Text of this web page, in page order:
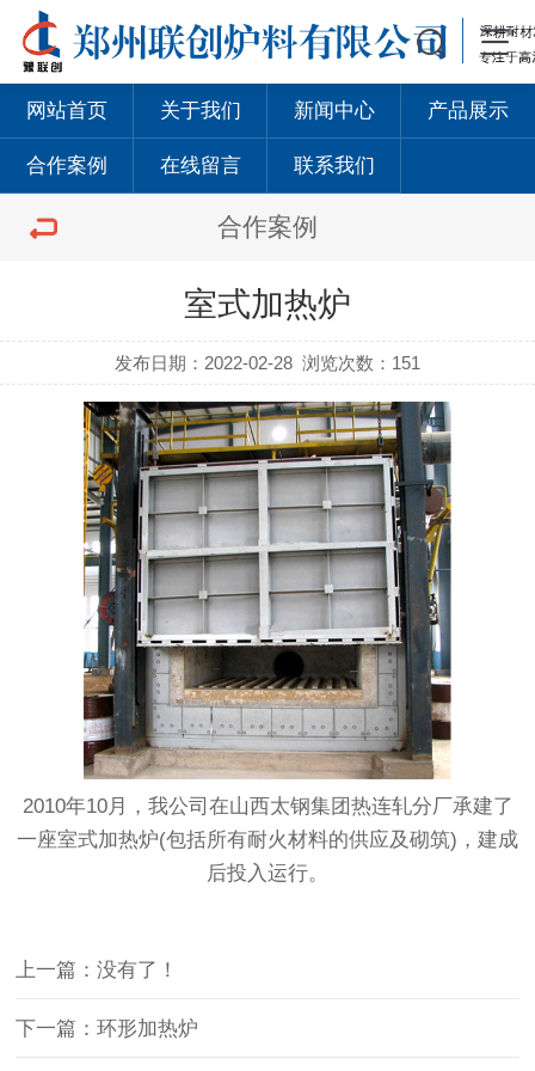
网站首页 关于我们 新闻中心 产品展示
合作案例 在线留言 联系我们
合作案例
室式加热炉
发布日期：2022-02-28 浏览次数：151
2010年10月，我公司在山西太钢集团热连轧分厂承建了
一座室式加热炉(包括所有耐火材料的供应及砌筑)，建成
后投入运行。
上一篇：没有了！
下一篇：环形加热炉